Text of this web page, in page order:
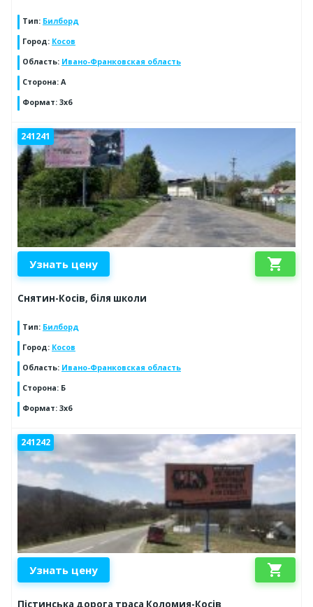
Тип: Билборд
Город: Косов
Область: Ивано-Франковская область
Сторона: А
Формат: 3х6
241241
Узнать цену shopping_cart
Снятин-Косів, біля школи
Тип: Билборд
Город: Косов
Область: Ивано-Франковская область
Сторона: Б
Формат: 3х6
241242
Узнать цену shopping_cart
Пістинська дорога траса Коломия-Косів